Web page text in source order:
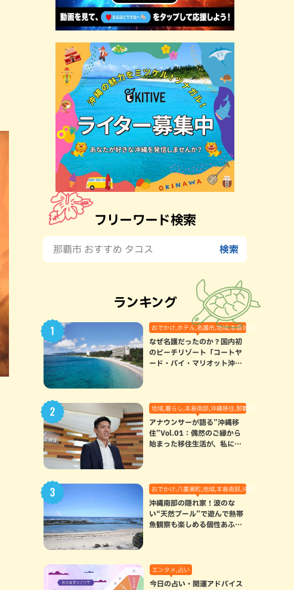
フリーワード検索
ランキング
おでかけ,ホテル,名護市,地域,本島北部
なぜ名護だったのか？国内初
のビーチリゾート「コートヤ
ード・バイ・マリオット沖縄
地域,暮らし,本島南部,沖縄移住,那覇市
アナウンサーが語る”沖縄移
住”Vol.01：偶然のご縁から
始まった移住生活が、私にと
おでかけ,八重瀬町,地域,本島南部,沖縄の海,自然
沖縄南部の隠れ家！波のな
い“天然プール”で遊んで熱帯
魚観察も楽しめる個性あふれ
エンタメ,占い
今日の占い・開運アドバイス